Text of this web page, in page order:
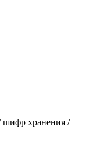
шифр хранения /